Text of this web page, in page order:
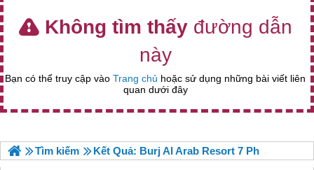
Không tìm thấyđường dẫn
này
Bạn có thể truy cập vàoTrang chủ hoặc sử dụng những bài viết liên
quan dưới đây
Tìm kiếm Kết Quả: Burj Al Arab Resort 7 Ph